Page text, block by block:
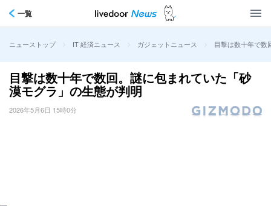
一覧
ニューストップ > IT 経済ニュース > ガジェットニュース > 目撃は数十年で数
目撃は数十年で数回。謎に包まれていた「砂
漠モグラ」の生態が判明
2026年5月6日 15時0分